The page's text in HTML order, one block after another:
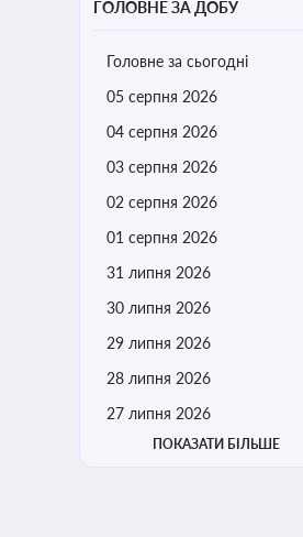
ГОЛОВНЕ ЗА ДОБУ
Головне за сьогодні
05 серпня 2026
04 серпня 2026
03 серпня 2026
02 серпня 2026
01 серпня 2026
31 липня 2026
30 липня 2026
29 липня 2026
28 липня 2026
27 липня 2026
ПОКАЗАТИ БІЛЬШЕ